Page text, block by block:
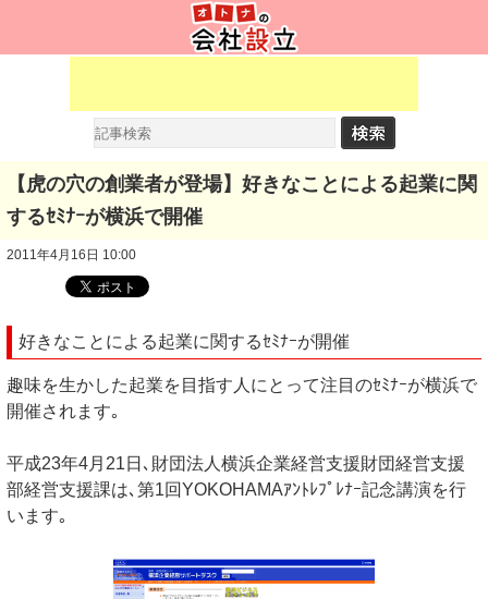
【虎の穴の創業者が登場】好きなことによる起業に関
するｾﾐﾅｰが横浜で開催
2011年4月16日 10:00
好きなことによる起業に関するｾﾐﾅｰが開催
趣味を生かした起業を目指す人にとって注目のｾﾐﾅｰが横浜で
開催されます｡
平成23年4月21日､財団法人横浜企業経営支援財団経営支援
部経営支援課は､第1回YOKOHAMAｱﾝﾄﾚﾌﾟﾚﾅｰ記念講演を行
います｡